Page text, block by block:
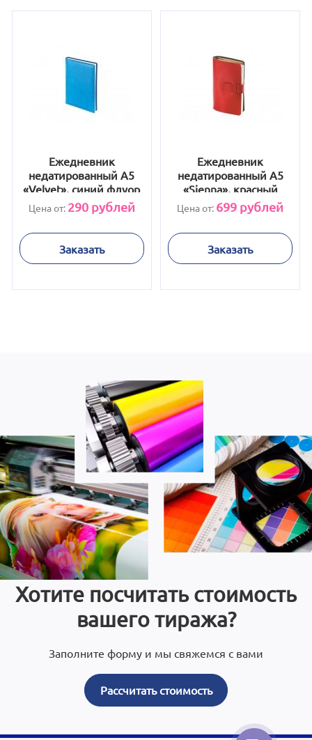
Ежедневник
недатированный А5
«Velvet», синий флуор
Цена от: 290рублей
Заказать
Ежедневник
недатированный А5
«Sienna», красный
Цена от: 699 рублей
Заказать
Хотите посчитать стоимость
вашего тиража?
Заполните форму и мы свяжемся с вами
Рассчитать стоимость